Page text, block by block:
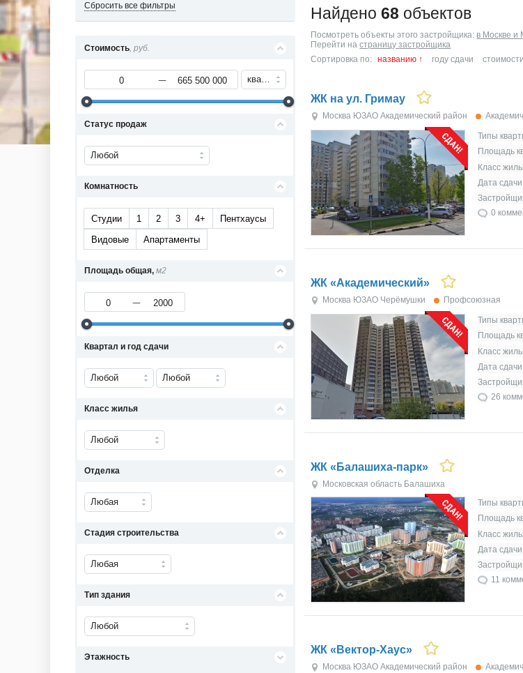
Сбросить все фильтры
Стоимость, руб.
квартиру
Статус продаж
Любой
Комнатность
Студии 1 2 3 4+
Пентхаусы
Видовые
Апартаменты
Площадь общая,м2
Квартал и год сдачи
Любой Любой
Класс жилья
Любой
Отделка
Любая
Стадия строительства
Любая
Тип здания
Любой
Этажность
Найдено68 объектов
Посмотреть объекты этого застройщика: в Москве и
Перейти настраницу застройщика
Сортировка по: названию ↑ году сдачи стоимости
ЖК на ул. Гримау
Москва ЮЗАО Академический район
Типы
Площадь
Класс
Дата сдачи
0
ЖК «Академический»
Москва ЮЗАО Черёмушки Профсоюзная
Типы
Площадь
Класс
Дата сдачи
26
ЖК «Балашиха-парк»
Московская область Балашиха
Типы
Площадь
Класс
Дата сдачи
11
ЖК «Вектор-Хаус»
Москва ЮЗАО Академический район